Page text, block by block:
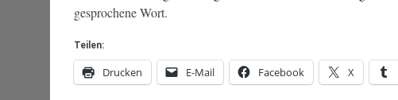
gesprochene Wort.
Teilen:
Drucken E-Mail Facebook X